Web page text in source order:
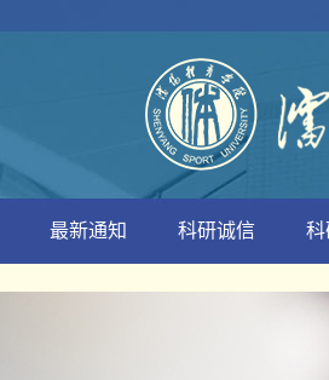
最新通知 科研诚信 科